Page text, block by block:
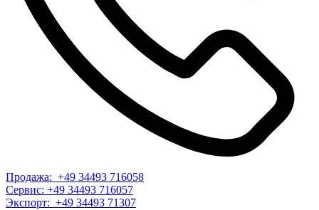
Продажа: +49 34493 716058
Сервис: +49 34493 716057
Экспорт: +49 34493 71307